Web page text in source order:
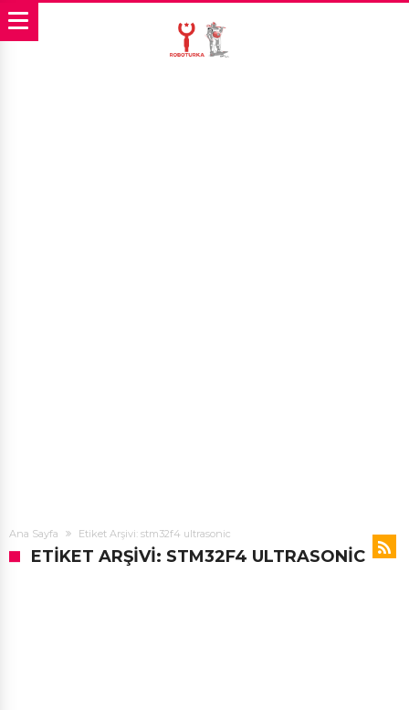
Ana Sayfa Etiket Arşivi: stm32f4 ultrasonic
ETIKET ARŞIVI: STM32F4 ULTRASONIC